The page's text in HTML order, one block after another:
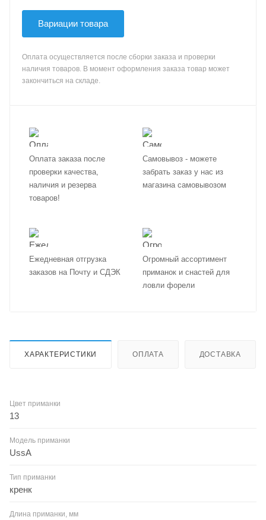
Вариации товара
Оплата осуществляется после сборки заказа и проверки
наличия товаров. В момент оформления заказа товар может
закончиться на складе.
Оплата заказа после
проверки качества,
наличия и резерва
товаров!
Самовывоз - можете
забрать заказ у нас из
магазина самовывозом
Ежедневная отгрузка
заказов на Почту и СДЭК
Огромный ассортимент
приманок и снастей для
ловли форели
ХАРАКТЕРИСТИКИ ОПЛАТА ДОСТАВКА
Цвет приманки
13
Модель приманки
UssA
Тип приманки
кренк
Длина приманки, мм